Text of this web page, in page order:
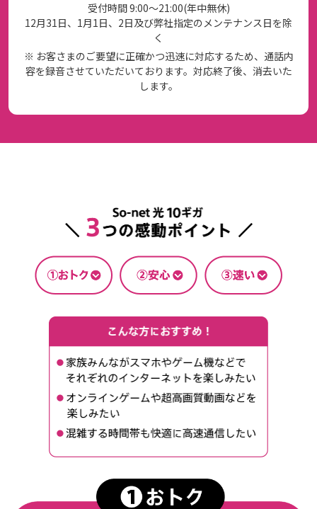
受付時間 9:00～21:00(年中無休)
12月31日、1月1日、2日及び弊社指定のメンテナンス日を除
く
※ お客さまのご要望に正確かつ迅速に対応するため、通話内
容を録音させていただいております。対応終了後、消去いた
します。